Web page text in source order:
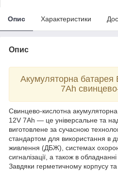
Опис Характеристики
Опис
Акумуляторна батарея
7Ah
Свинцево-кислотна
12V 7Ah — це універсальне та
виготовлене за сучасною
стандартом для використання в
живлення (ДБЖ), системах
сигналізації, а також в
Завдяки герметичному корпусу